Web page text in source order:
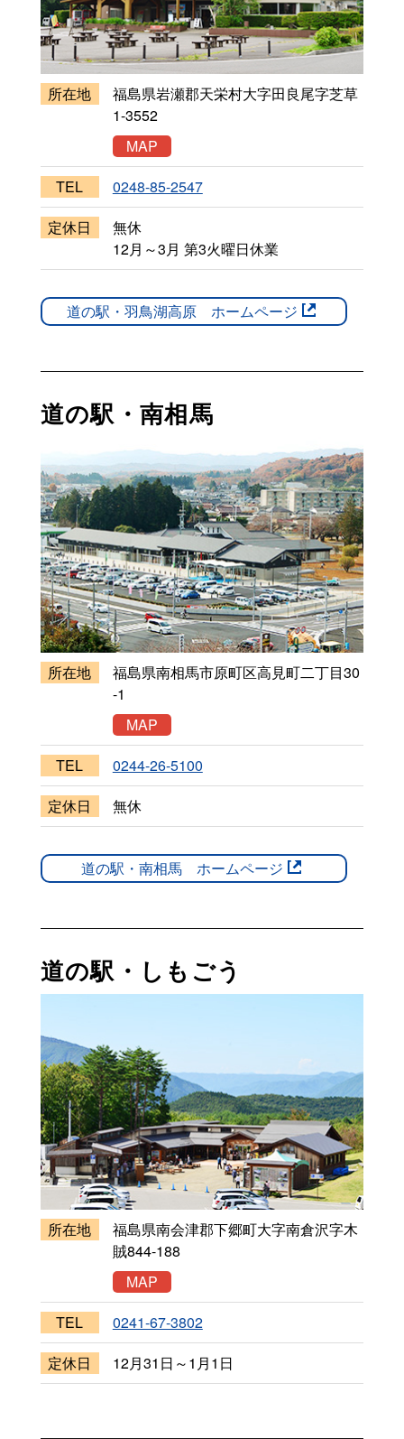
所在地
福島県岩瀬郡天栄村大字田良尾字芝草
1-3552
MAP
TEL
0248-85-2547
定休日
無休
12月～3月 第3火曜日休業
道の駅・羽鳥湖高原 ホームページ
道の駅・南相馬
所在地
福島県南相馬市原町区高見町二丁目30
-1
MAP
TEL
0244-26-5100
定休日
無休
道の駅・南相馬 ホームページ
道の駅・しもごう
所在地
福島県南会津郡下郷町大字南倉沢字木
賊844-188
MAP
TEL
0241-67-3802
定休日
12月31日～1月1日